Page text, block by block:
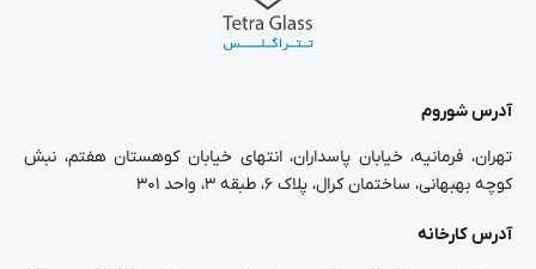
آدرس شوروم
تهران، فرمانیه، خیابان پاسداران، انتهای خیابان کوهستان هفتم، نبش
کوچه بهبهانی، ساختمان کرال، پلاک ۶، طبقه ۳، واحد ۳۰۱
آدرس کارخانه